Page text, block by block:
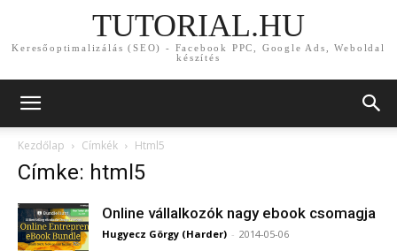
TUTORIAL.HU
Keresőoptimalizálás (SEO) - Facebook PPC, Google Ads, Weboldal
készítés
Kezdőlap Címkék Html5
Címke: html5
Online vállalkozók nagy ebook csomagja
Hugyecz Görgy (Harder) - 2014-05-06